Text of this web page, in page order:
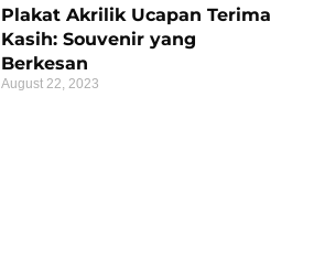
Plakat Akrilik Ucapan Terima
Kasih: Souvenir yang
Berkesan
August 22, 2023